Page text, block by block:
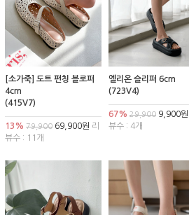
[소가죽] 도트 펀칭 블로퍼
4cm
(415V7)
13% 79,900 69,900원 리
뷰수 : 11개
엘리온 슬리퍼 6cm
(723V4)
67% 29,9009,900원
뷰수 : 4개